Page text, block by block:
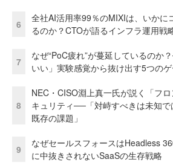
6
全社AI活用率99％のMIXIは、いかに
るのか？CTOが語るインフラ運用戦
7
なぜ“PoC疲れ”が蔓延しているのか
いい」実験感覚から抜け出す5つの
8
NEC・CISO淵上真一氏が説く「フ
キュリティ──「対峙すべきは未知で
既存の課題」
9
なぜセールスフォースはHeadless
に中抜きされないSaaSの生存戦略